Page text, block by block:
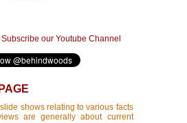
Subscribe our Youtube Channel
shows relating to various facts
are generally about current